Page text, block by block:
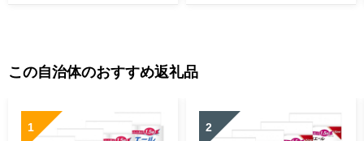
この自治体のおすすめ返礼品
1 2